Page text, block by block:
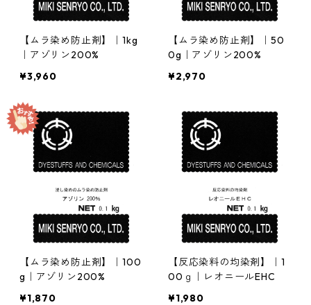
【ムラ染め防止剤】｜1kg
｜アゾリン200%
¥3,960
【ムラ染め防止剤】｜50
0g｜アゾリン200%
¥2,970
【ムラ染め防止剤】｜100
g｜アゾリン200%
¥1,870
【反応染料の均染剤】｜1
00ｇ｜レオニールEHC
¥1,980